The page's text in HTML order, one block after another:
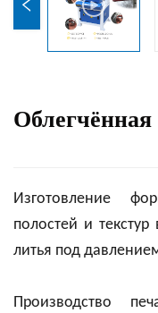
Изготовление
полостей и
литья под
Производство